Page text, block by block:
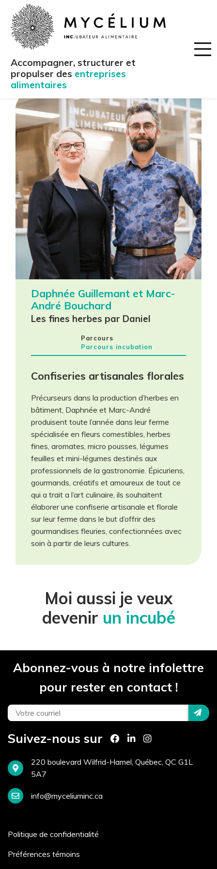
maintenant!
Les champs contenant un (*) sont
obligatoires.
Participant(s) *
Projet *
Téléphone *
Site Internet
Description du projet *
Comment avez-vous entendu
Accompagner, structurer et
propulser des entreprises
alimentaires
Daphnée Guillemant et Marc-
André Bouchard
Les fines herbes par Daniel
Parcours
Parcours incubation
Confiseries artisanales florales
Précurseurs dans la production d’herbes en
bâtiment, Daphnée et Marc-André
produisent toute l’année dans leur ferme
spécialisée en fleurs comestibles, herbes
fines, aromates, micro pousses, légumes
feuilles et mini-légumes destinés aux
professionnels de la gastronomie. Épicuriens,
gourmands, créatifs et amoureux de tout ce
qui a trait a l’art culinaire, ils souhaitent
élaborer une confiserie artisanale et florale
sur leur ferme dans le but d’offrir des
gourmandises fleuries, confectionnées avec
soin à partir de leurs cultures.
Moi aussi je veux
devenir un incubé
Abonnez-vous à notre infolettre
pour rester en contact !
Suivez-nous sur
220 boulevard Wilfrid-Hamel, Québec, QC G1L
5A7
info@myceliuminc.ca
Politique de confidentialité
Préférences témoins